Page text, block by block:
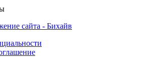
сайта - Бихайв